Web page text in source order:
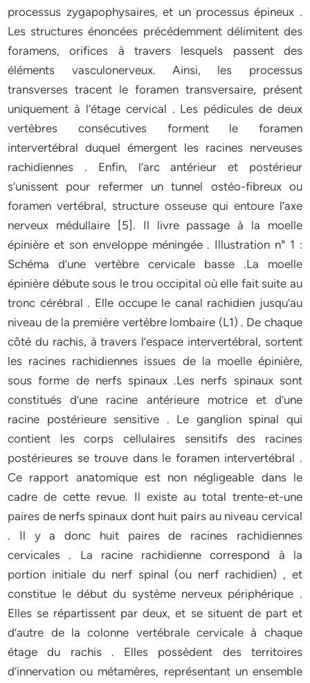
processus zygapophysaires, et un processus épineux .
Les structures énoncées précédemment délimitent des
foramens, orifices à travers lesquels passent des
éléments vasculonerveux. Ainsi, les processus
transverses tracent le foramen transversaire, présent
uniquement à l’étage cervical . Les pédicules de deux
vertèbres consécutives forment le foramen
intervertébral duquel émergent les racines nerveuses
rachidiennes . Enfin, l’arc antérieur et postérieur
s’unissent pour refermer un tunnel ostéo-fibreux ou
foramen vertébral, structure osseuse qui entoure l’axe
nerveux médullaire [5]. Il livre passage à la moelle
épinière et son enveloppe méningée . Illustration n° 1 :
Schéma d’une vertèbre cervicale basse .La moelle
épinière débute sous le trou occipital où elle fait suite au
tronc cérébral . Elle occupe le canal rachidien jusqu’au
niveau de la première vertèbre lombaire (L1) . De chaque
côté du rachis, à travers l’espace intervertébral, sortent
les racines rachidiennes issues de la moelle épinière,
sous forme de nerfs spinaux .Les nerfs spinaux sont
constitués d’une racine antérieure motrice et d’une
racine postérieure sensitive . Le ganglion spinal qui
contient les corps cellulaires sensitifs des racines
postérieures se trouve dans le foramen intervertébral .
Ce rapport anatomique est non négligeable dans le
cadre de cette revue. Il existe au total trente-et-une
paires de nerfs spinaux dont huit pairs au niveau cervical
. Il y a donc huit paires de racines rachidiennes
cervicales . La racine rachidienne correspond à la
portion initiale du nerf spinal (ou nerf rachidien) , et
constitue le début du système nerveux périphérique .
Elles se répartissent par deux, et se situent de part et
d’autre de la colonne vertébrale cervicale à chaque
étage du rachis . Elles possèdent des territoires
d’innervation ou métamères, représentant un ensemble